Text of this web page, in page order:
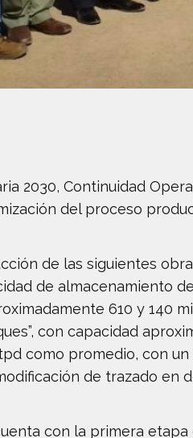
2030, Continuidad
del proceso
de las siguientes
de almacenamiento
610 y 140
con capacidad
como promedio, con
de trazado en
con la primera